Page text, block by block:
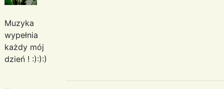
Muzyka
wypełnia
każdy mój
dzień ! :):):)